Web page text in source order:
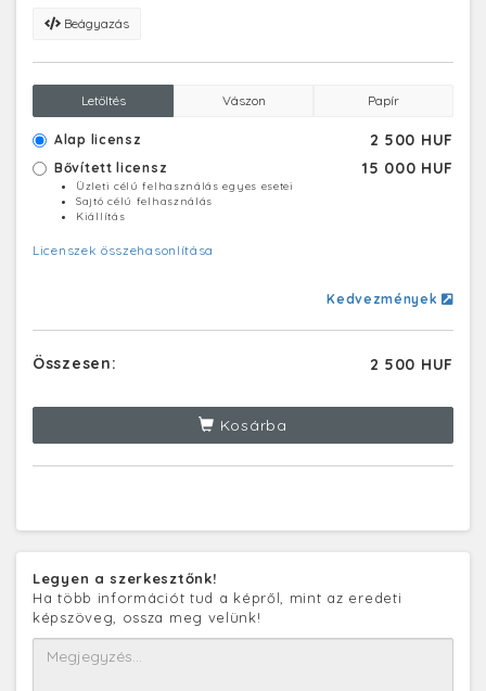
Beágyazás
Letöltés Vászon Papír
Alap licensz 2 500 HUF
Bővített licensz 15 000 HUF
Üzleti célú felhasználás egyes esetei
Sajtó célú felhasználás
Kiállítás
Licenszek összehasonlítása
Kedvezmények
Összesen: 2 500 HUF
Kosárba
Legyen a szerkesztőnk!
Ha több információt tud a képről, mint az eredeti
képszöveg, ossza meg velünk!